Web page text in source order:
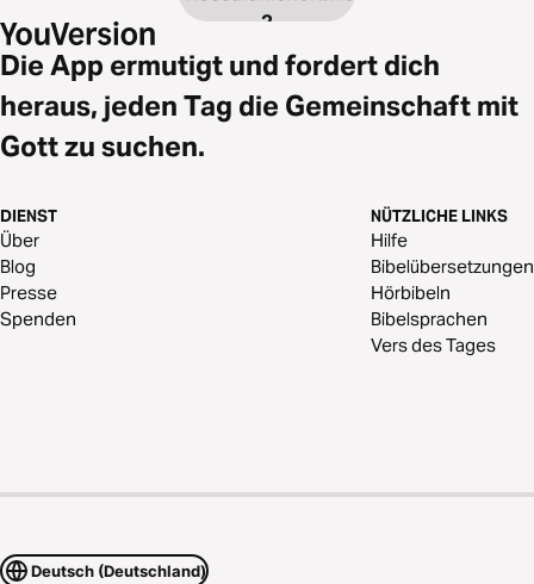
2
Die App ermutigt und fordert dich
heraus, jeden Tag die Gemeinschaft mit
Gott zu suchen.
DIENST
Über
Blog
Presse
Spenden
NÜTZLICHE LINKS
Hilfe
Bibelübersetzungen
Hörbibeln
Bibelsprachen
Vers des Tages
Deutsch (Deutschland)